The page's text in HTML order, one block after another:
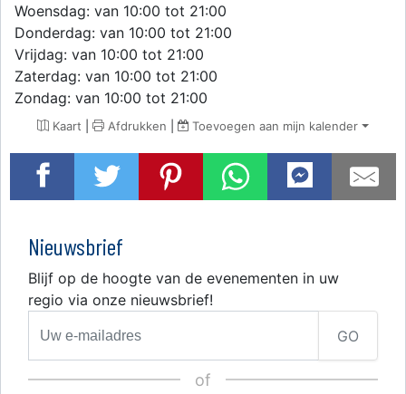
Woensdag: van 10:00 tot 21:00
Donderdag: van 10:00 tot 21:00
Vrijdag: van 10:00 tot 21:00
Zaterdag: van 10:00 tot 21:00
Zondag: van 10:00 tot 21:00
Kaart | Afdrukken | Toevoegen aan mijn kalender
Nieuwsbrief
Blijf op de hoogte van de evenementen in uw
regio via onze nieuwsbrief!
GO
of